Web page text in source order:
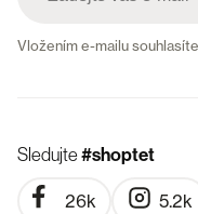
Vložením e-mailu
Sledujte#shoptet
26k 5.2k